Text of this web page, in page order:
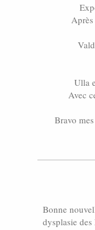
Ulla
Avec
Bravo
Bonne
dysplasie